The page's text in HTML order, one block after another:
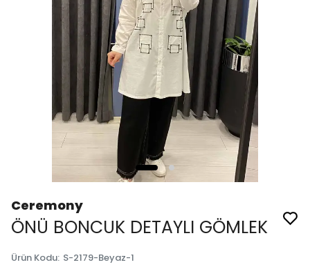
Ceremony
ÖNÜ BONCUK DETAYLI GÖMLEK
Ürün Kodu: S-2179-Beyaz-1